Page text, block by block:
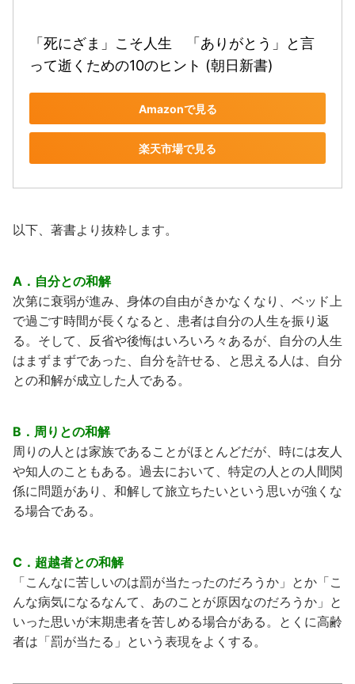
「死にざま」こそ人生　「ありがとう」と言
って逝くための10のヒント (朝日新書)
Amazonで見る
楽天市場で見る
以下、著書より抜粋します。
A．自分との和解
次第に衰弱が進み、身体の自由がきかなくなり、ベッド上
で過ごす時間が長くなると、患者は自分の人生を振り返
る。そして、反省や後悔はいろいろ々あるが、自分の人生
はまずまずであった、自分を許せる、と思える人は、自分
との和解が成立した人である。
B．周りとの和解
周りの人とは家族であることがほとんどだが、時には友人
や知人のこともある。過去において、特定の人との人間関
係に問題があり、和解して旅立ちたいという思いが強くな
る場合である。
Ⅽ．超越者との和解
「こんなに苦しいのは罰が当たったのだろうか」とか「こ
んな病気になるなんて、あのことが原因なのだろうか」と
いった思いが末期患者を苦しめる場合がある。とくに高齢
者は「罰が当たる」という表現をよくする。